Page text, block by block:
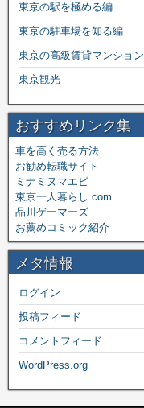
東京の駅を極める編
東京の駐車場を知る編
東京の高級賃貸マンション
東京観光
おすすめリンク集
車を高く売る方法
お勧め転職サイト
ミナミヌマエビ
東京一人暮らし.com
品川ゲーマーズ
お薦めコミック紹介
メタ情報
ログイン
投稿フィード
コメントフィード
WordPress.org